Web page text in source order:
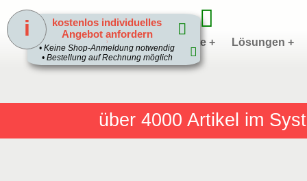
über 4000 Artikel im
Home Produkte + Lösungen +
kostenlos individuelles
Angebot anfordern
1
• Keine Shop-Anmeldung notwendig
• Bestellung auf Rechnung möglich
i